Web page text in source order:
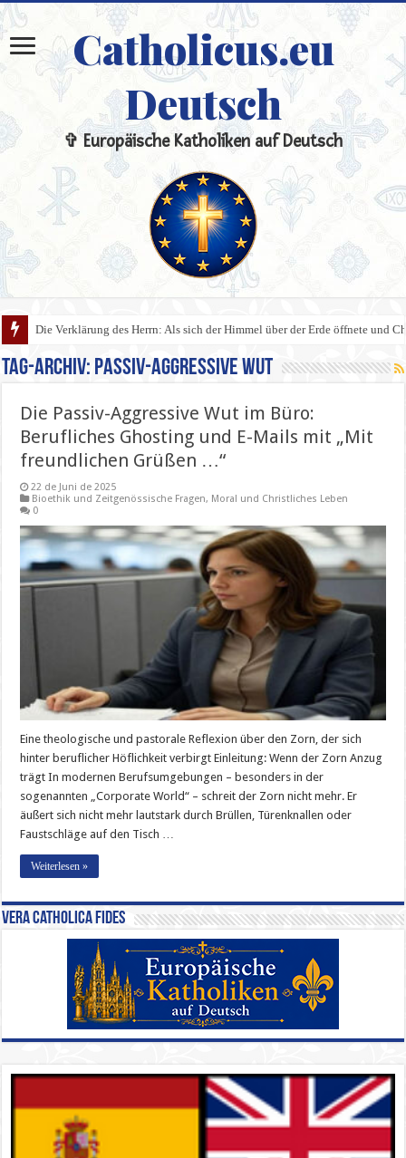
Catholicus.eu
Deutsch
✞ Europäische Katholiken auf Deutsch
Die Verklärung des Herrn: Als sich der Himmel über der Erde öffnete und
Tag-Archiv: Passiv-Aggressive Wut
Die Passiv-Aggressive Wut im Büro:
Berufliches Ghosting und E-Mails mit „Mit
freundlichen Grüßen …“
22 de Juni de 2025
Bioethik und Zeitgenössische Fragen, Moral und Christliches Leben
0
Eine theologische und pastorale Reflexion über den Zorn, der sich
hinter beruflicher Höflichkeit verbirgt Einleitung: Wenn der Zorn Anzug
trägt In modernen Berufsumgebungen – besonders in der
sogenannten „Corporate World“ – schreit der Zorn nicht mehr. Er
äußert sich nicht mehr lautstark durch Brüllen, Türenknallen oder
Faustschläge auf den Tisch …
Weiterlesen »
Vera Catholica Fides